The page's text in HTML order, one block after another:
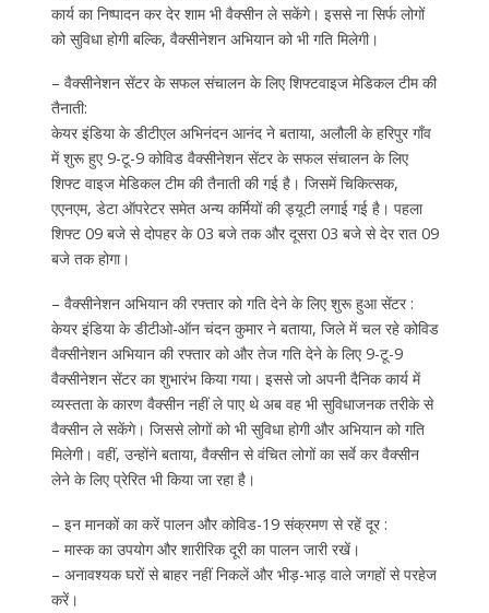
कार्य का निष्पादन कर देर शाम भी वैक्सीन ले सकेंगे। इससे ना सिर्फ लोगों
को सुविधा होगी बल्कि, वैक्सीनेशन अभियान को भी गति मिलेगी।
– वैक्सीनेशन सेंटर के सफल संचालन के लिए शिफ्टवाइज मेडिकल टीम की
तैनाती:
केयर इंडिया के डीटीएल अभिनंदन आनंद ने बताया, अलौली के हरिपुर गाँव
में शुरू हुए 9-टू-9 कोविड वैक्सीनेशन सेंटर के सफल संचालन के लिए
शिफ्ट वाइज मेडिकल टीम की तैनाती की गई है। जिसमें चिकित्सक,
एएनएम, डेटा ऑपरेटर समेत अन्य कर्मियों की ड्यूटी लगाई गई है। पहला
शिफ्ट 09 बजे से दोपहर के 03 बजे तक और दूसरा 03 बजे से देर रात 09
बजे तक होगा।
– वैक्सीनेशन अभियान की रफ्तार को गति देने के लिए शुरू हुआ सेंटर :
केयर इंडिया के डीटीओ-ऑन चंदन कुमार ने बताया, जिले में चल रहे कोविड
वैक्सीनेशन अभियान की रफ्तार को और तेज गति देने के लिए 9-टू-9
वैक्सीनेशन सेंटर का शुभारंभ किया गया। इससे जो अपनी दैनिक कार्य में
व्यस्तता के कारण वैक्सीन नहीं ले पाए थे अब वह भी सुविधाजनक तरीके से
वैक्सीन ले सकेंगे। जिससे लोगों को भी सुविधा होगी और अभियान को गति
मिलेगी। वहीं, उन्होंने बताया, वैक्सीन से वंचित लोगों का सर्वे कर वैक्सीन
लेने के लिए प्रेरित भी किया जा रहा है।
– इन मानकों का करें पालन और कोविड-19 संक्रमण से रहें दूर :
– मास्क का उपयोग और शारीरिक दूरी का पालन जारी रखें।
– अनावश्यक घरों से बाहर नहीं निकलें और भीड़-भाड़ वाले जगहों से परहेज
करें।